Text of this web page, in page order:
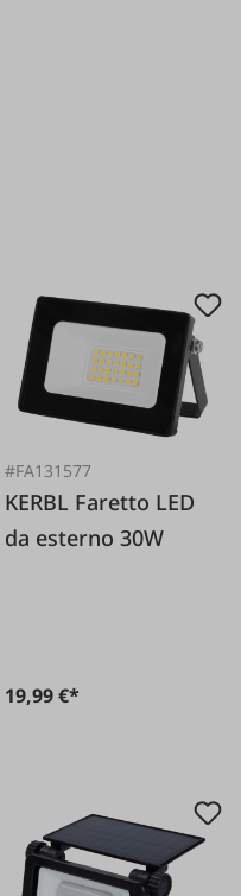
#FA131577
KERBL Faretto LED
da esterno 30W
19,99 €*